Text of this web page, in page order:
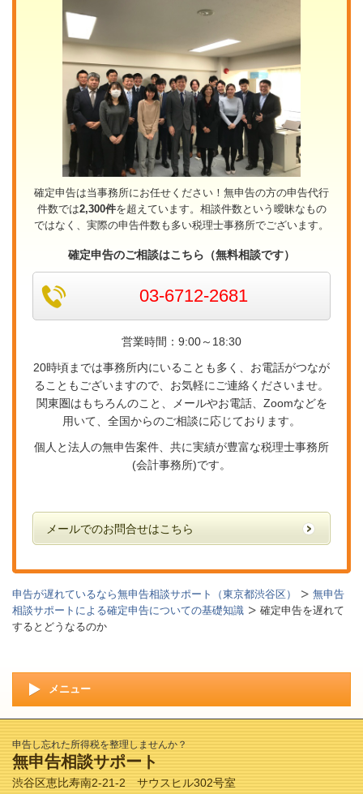
確定申告は当事務所にお任せください！無申告の方の申告代行
件数では2,300件を超えています。相談件数という曖昧なもの
ではなく、実際の申告件数も多い税理士事務所でございます。
確定申告のご相談はこちら（無料相談です）
03-6712-2681
営業時間：9:00～18:30
20時頃までは事務所内にいることも多く、お電話がつなが
ることもございますので、お気軽にご連絡くださいませ。
関東圏はもちろんのこと、メールやお電話、Zoomなどを
用いて、全国からのご相談に応じております。
個人と法人の無申告案件、共に実績が豊富な税理士事務所
(会計事務所)です。
メールでのお問合せはこちら
申告が遅れているなら無申告相談サポート（東京都渋谷区）
無申告
相談サポートによる確定申告についての基礎知識
確定申告を遅れて
するとどうなるのか
メニュー
申告し忘れた所得税を整理しませんか？
無申告相談サポート
渋谷区恵比寿南2-21-2 サウスヒル302号室